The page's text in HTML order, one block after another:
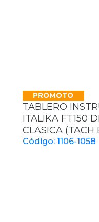
PROMOTO
TABLERO
ITALIKA FT150
CLASICA (TACH
Código: 1106-1058